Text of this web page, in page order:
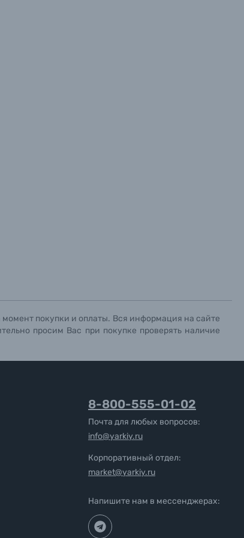
момент покупки и оплаты. Вся информация на сайте
просим Вас при покупке проверять наличие
8-800-555-01-02
Почта для любых вопросов:
info@yarkiy.ru
Корпоративный отдел:
market@yarkiy.ru
Напишите нам в мессенджерах: